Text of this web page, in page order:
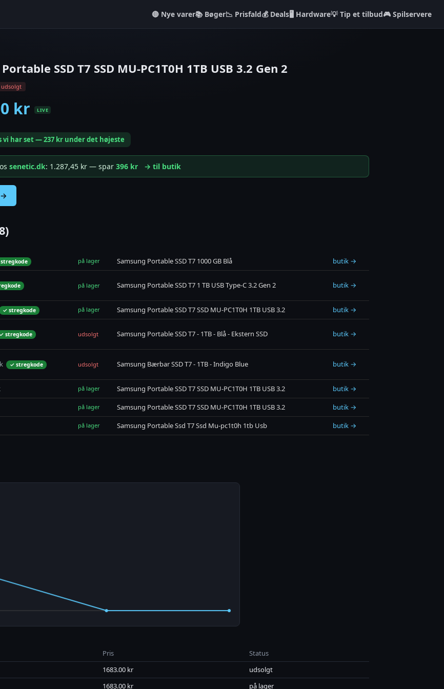
Nye varer📚 Bøger📉 Prisfald💰 Deals🖥️ Hardware💡 Tip et tilbud🎮 Spilservere
SSD T7 SSD MU-PC1T0H 1TB USB 3.2 Gen 2
udsolgt
kr LIVE
vi har set — 237 kr under det højeste
senetic.dk: 1.287,45 kr — spar 396 kr → til butik
→
på lager Samsung Portable SSD T7 1000 GB Blå butik →
på lager Samsung Portable SSD T7 1 TB USB Type-C 3.2 Gen 2 butik →
✓ stregkode på lager Samsung Portable SSD T7 SSD MU-PC1T0H 1TB USB 3.2 butik →
✓ stregkode udsolgt Samsung Portable SSD T7 - 1TB - Blå - Ekstern SSD butik →
✓ stregkode udsolgt Samsung Bærbar SSD T7 - 1TB - Indigo Blue butik →
på lager Samsung Portable SSD T7 SSD MU-PC1T0H 1TB USB 3.2
butik →
på lager Samsung Portable SSD T7 SSD MU-PC1T0H 1TB USB 3.2
butik →
på lager Samsung Portable Ssd T7 Ssd Mu-pc1t0h 1tb Usb butik →
Pris
Status
1683.00 kr
udsolgt
1683.00 kr på lager